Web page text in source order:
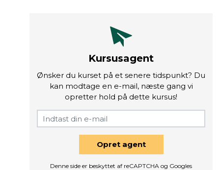
Kursusagent
Ønsker du kurset på et senere tidspunkt? Du
kan modtage en e-mail, næste gang vi
opretter hold på dette kursus!
Opret agent
Denne side er beskyttet af reCAPTCHA og Googles